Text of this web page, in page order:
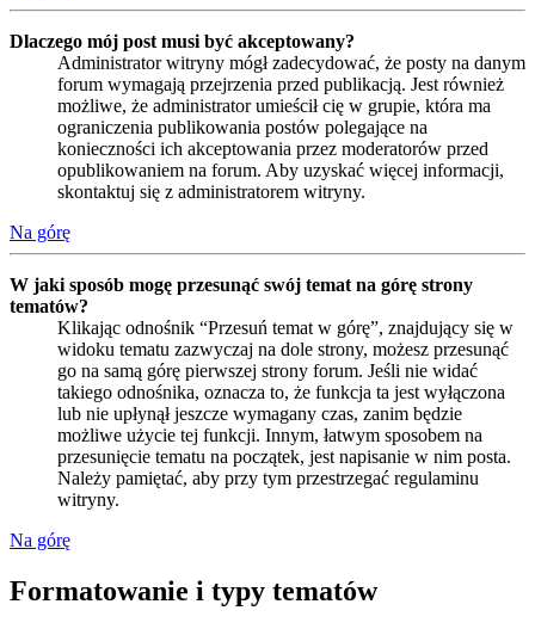
Dlaczego mój post musi być akceptowany?
Administrator witryny mógł zadecydować, że posty na danym
forum wymagają przejrzenia przed publikacją. Jest również
możliwe, że administrator umieścił cię w grupie, która ma
ograniczenia publikowania postów polegające na
konieczności ich akceptowania przez moderatorów przed
opublikowaniem na forum. Aby uzyskać więcej informacji,
skontaktuj się z administratorem witryny.
Na górę
W jaki sposób mogę przesunąć swój temat na górę strony
tematów?
Klikając odnośnik “Przesuń temat w górę”, znajdujący się w
widoku tematu zazwyczaj na dole strony, możesz przesunąć
go na samą górę pierwszej strony forum. Jeśli nie widać
takiego odnośnika, oznacza to, że funkcja ta jest wyłączona
lub nie upłynął jeszcze wymagany czas, zanim będzie
możliwe użycie tej funkcji. Innym, łatwym sposobem na
przesunięcie tematu na początek, jest napisanie w nim posta.
Należy pamiętać, aby przy tym przestrzegać regulaminu
witryny.
Na górę
Formatowanie i typy tematów